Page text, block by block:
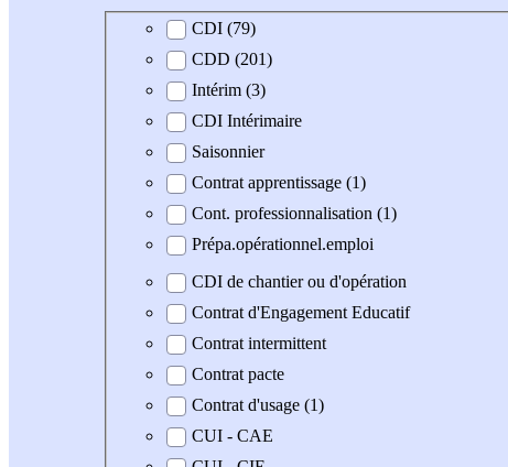
Type de contratCDI (79)
CDD (201)
Intérim (3)
CDI Intérimaire
Saisonnier
Contrat apprentissage (1)
Cont. professionnalisation (1)
Prépa.opérationnel.emploi
CDI de chantier ou d'opération
Contrat d'Engagement Educatif
Contrat intermittent
Contrat pacte
Contrat d'usage (1)
CUI - CAE